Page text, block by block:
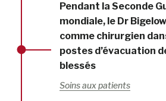
Pendant la Seconde
mondiale, le Dr
comme chirurgien
postes d’évacuation
blessés
Soins aux patients